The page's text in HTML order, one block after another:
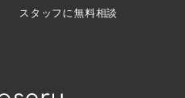
スタッフに無料相談